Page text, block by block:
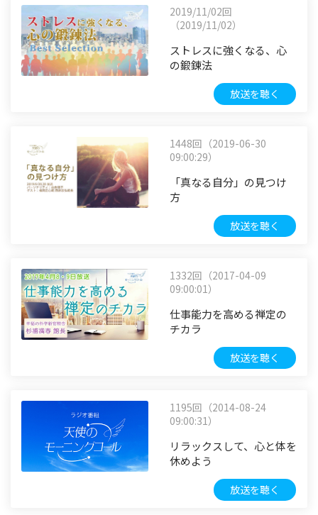
2019/11/02回
（2019/11/02）
ストレスに強くなる、心
の鍛錬法
放送を聴く
1448回（2019-06-30
09:00:29）
「真なる自分」の見つけ
方
放送を聴く
1332回（2017-04-09
09:00:01）
仕事能力を高める禅定の
チカラ
放送を聴く
1195回（2014-08-24
09:00:31）
リラックスして、心と体を
休めよう
放送を聴く